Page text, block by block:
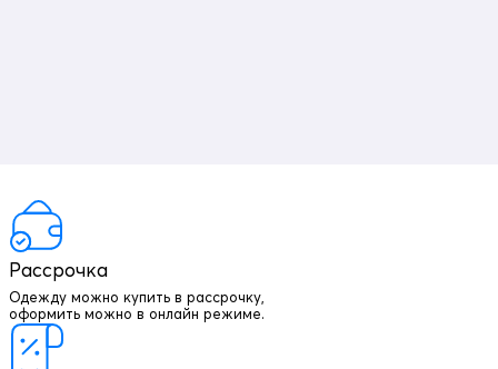
Рассрочка
Одежду можно купить в рассрочку,
оформить можно в онлайн режиме.